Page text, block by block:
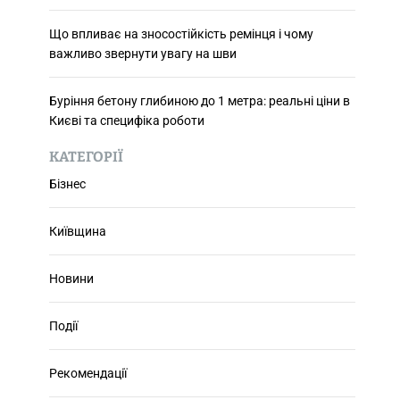
Що впливає на зносостійкість ремінця і чому
важливо звернути увагу на шви
Буріння бетону глибиною до 1 метра: реальні ціни в
Києві та специфіка роботи
КАТЕГОРІЇ
Бізнес
Київщина
Новини
Події
Рекомендації